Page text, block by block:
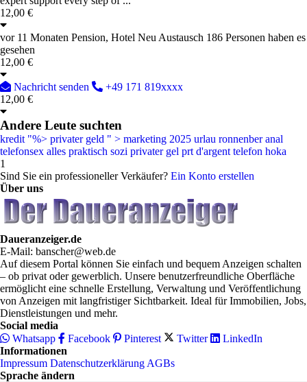
12,00 €
vor 11 Monaten Pension, Hotel Neu Austausch 186 Personen haben es
gesehen
12,00 €
Nachricht senden
+49 171 819xxxx
12,00 €
Andere Leute suchten
kredit "%> privater geld " > marketing 2025 urlau ronnenber anal
telefonsex alles praktisch sozi privater gel prt d'argent telefon hoka
1
Sind Sie ein professioneller Verkäufer? Ein Konto erstellen
Über uns
Daueranzeiger.de
E-Mail: banscher@web.de
Auf diesem Portal können Sie einfach und bequem Anzeigen schalten
– ob privat oder gewerblich. Unsere benutzerfreundliche Oberfläche
ermöglicht eine schnelle Erstellung, Verwaltung und Veröffentlichung
von Anzeigen mit langfristiger Sichtbarkeit. Ideal für Immobilien, Jobs,
Dienstleistungen und mehr.
Social media
Whatsapp
Facebook Pinterest Twitter
LinkedIn
Informationen
Impressum Datenschutzerklärung AGBs
Sprache ändern